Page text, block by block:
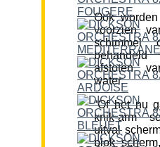
Ook
voorzien
schimmel
afstoten
water.
“Of het nu
knik-arm
uitval
blok